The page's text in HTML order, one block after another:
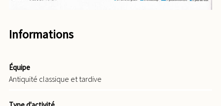
Informations
Équipe
Antiquité classique et tardive